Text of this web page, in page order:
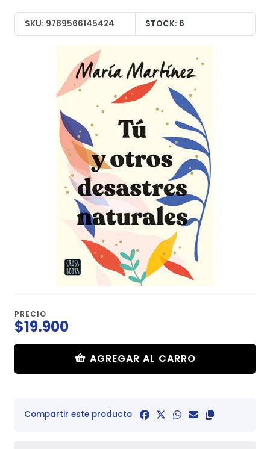
SKU: 9789566145424 STOCK: 6
PRECIO
$19.900
AGREGAR AL CARRO
Compartir este producto